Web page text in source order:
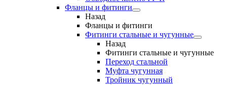
Фланцы и фитинги
Назад
Фланцы и фитинги
Фитинги стальные и чугунные
Назад
Фитинги стальные и чугунные
Переход стальной
Муфта чугунная
Тройник чугунный